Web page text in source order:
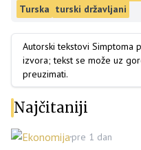
Turska turski državljani
Autorski tekstovi Simptoma
izvora; tekst se može uz
preuzimati.
Najčitaniji
Ekonomijapre 1 dan